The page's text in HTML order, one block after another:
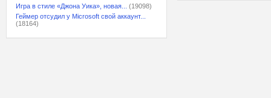
Игра в стиле «Джона Уика», новая...
(19098)
Геймер отсудил у Microsoft свой аккаунт...
(18164)